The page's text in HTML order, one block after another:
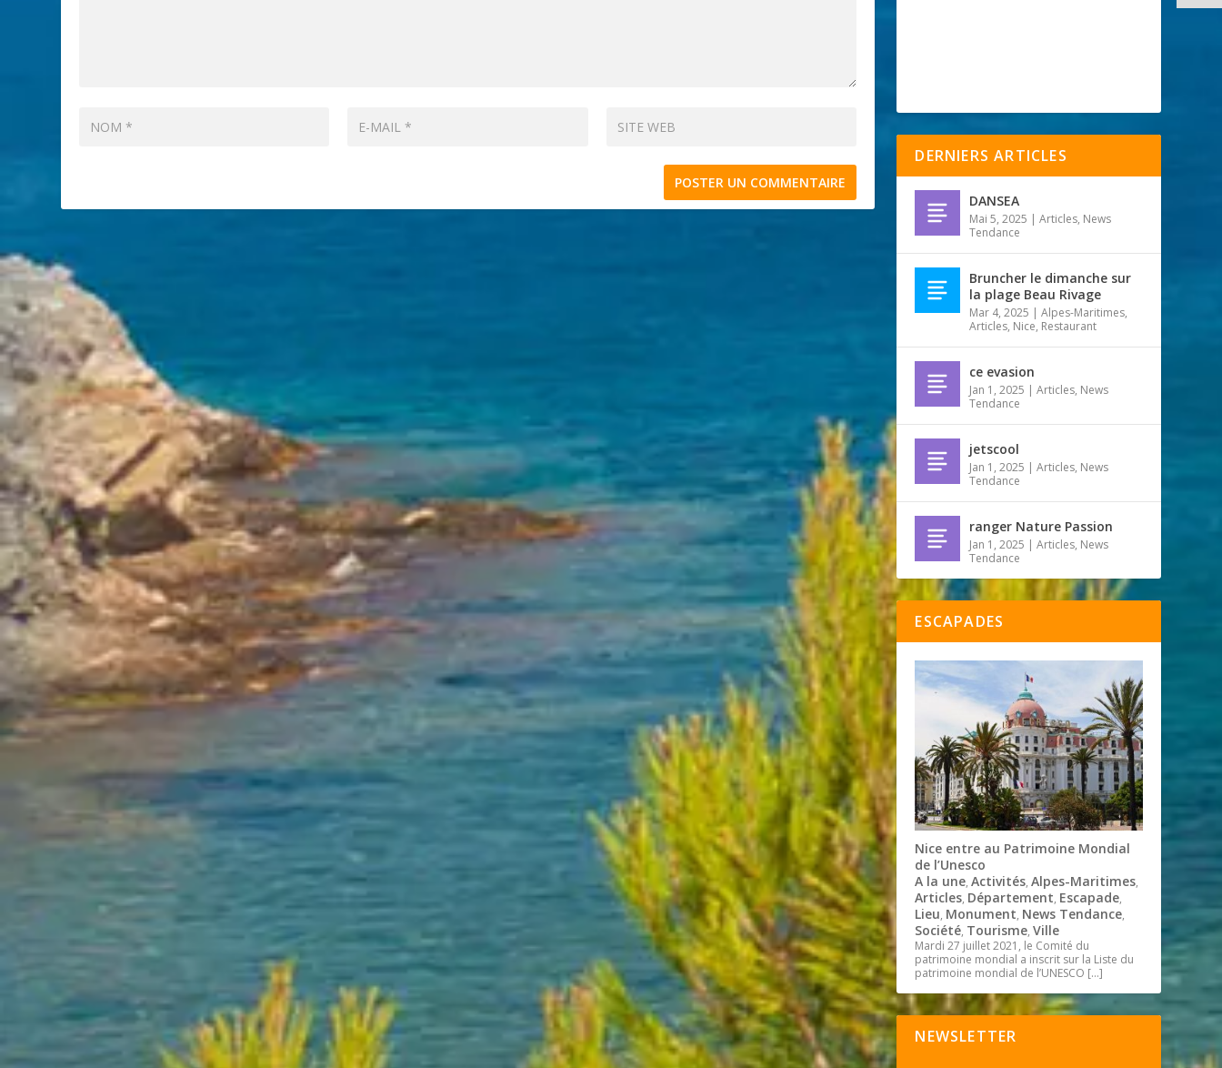
DERNIERS ARTICLES
DANSEA
Mai 5, 2025 |Articles, News
Tendance
Bruncher le dimanche sur
la plage Beau Rivage
Mar 4, 2025 |Alpes-Maritimes,
Articles, Nice, Restaurant
ce evasion
Jan 1, 2025 |Articles, News
Tendance
jetscool
Jan 1, 2025 |Articles, News
Tendance
ranger Nature Passion
Jan 1, 2025 |Articles, News
Tendance
ESCAPADES
Nice entre au Patrimoine Mondial
de l’Unesco
A la une,Activités,Alpes-Maritimes,
Articles, Département, Escapade,
Lieu, Monument, News Tendance,
Société, Tourisme,Ville
Mardi 27 juillet 2021, le Comité du
patrimoine mondial a inscrit sur la Liste du
patrimoine mondial de l’UNESCO […]
NEWSLETTER